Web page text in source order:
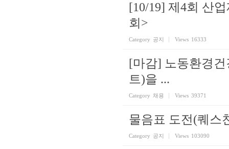
[10/19] 제4회 산
회>
Category 공지 Views 16333
[마감] 노동환경
트)을 ...
Category 채용 Views 39371
물음표 도전(퀘스
Category 공지 Views 103090